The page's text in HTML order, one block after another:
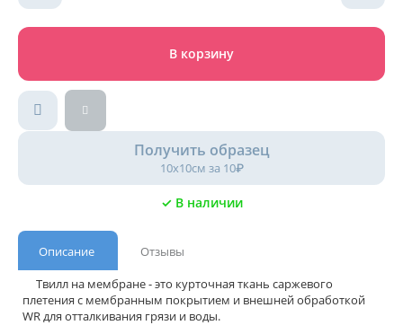
В корзину
Получить образец
10х10см за 10₽
✓ В наличии
Описание
Отзывы
Твилл на мембране - это курточная ткань саржевого
плетения с мембранным покрытием и внешней обработкой
WR для отталкивания грязи и воды.